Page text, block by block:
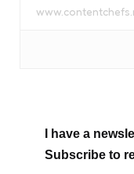
I have a
Subscribe to